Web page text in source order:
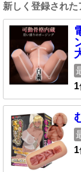
新しく登録され
1
1